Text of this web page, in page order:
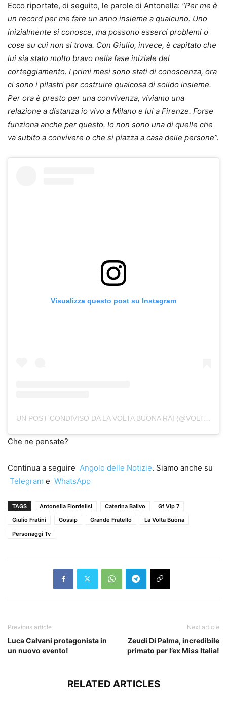
Ecco riportate, di seguito, le parole di Antonella: “Per me è
un record per me fare un anno insieme a qualcuno. Uno
inizialmente si conosce, ma possono esserci problemi o
cose su cui non si trova. Con Giulio, invece, è capitato che
lui sia stato molto bravo nella fase iniziale del
corteggiamento. I primi mesi sono stati di conoscenza, ora
ci sono i pilastri per costruire qualcosa di solido insieme.
Per ora è presto per una convivenza, viviamo una
relazione a distanza io vivo a Milano e lui a Firenze. Forse
funziona anche per questo. Io non sono una di quelle che
va subito a convivere o che si piazza a casa delle persone”.
Visualizza questo post su Instagram
UN POST CONDIVISO DA LA VOLTA BUONA RAI (@VOLTABUONARAI)
Che ne pensate?
Continua a seguire Angolo delle Notizie. Siamo anche su
Telegram e WhatsApp
TAGS Antonella Fiordelisi Caterina Balivo
Gf Vip 7
Giulio Fratini
Gossip Grande Fratello
La Volta Buona
Personaggi Tv
Previous article
Luca Calvani protagonista in
un nuovo evento!
Next article
Zeudi Di Palma, incredibile
primato per l’ex Miss Italia!
RELATED ARTICLES